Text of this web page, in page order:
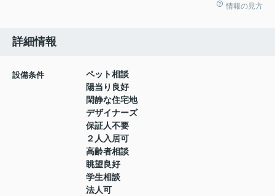
情報の見方
詳細情報
設備条件
ペット相談
陽当り良好
閑静な住宅地
デザイナーズ
保証人不要
２人入居可
高齢者相談
眺望良好
学生相談
法人可